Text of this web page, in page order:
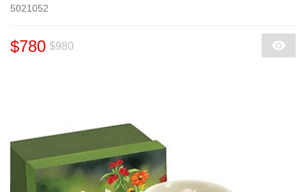
5021052
$780 $980